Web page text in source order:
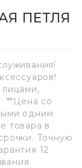
ПЕТЛЯ
**Цена со
одним
товара в
Точную
12